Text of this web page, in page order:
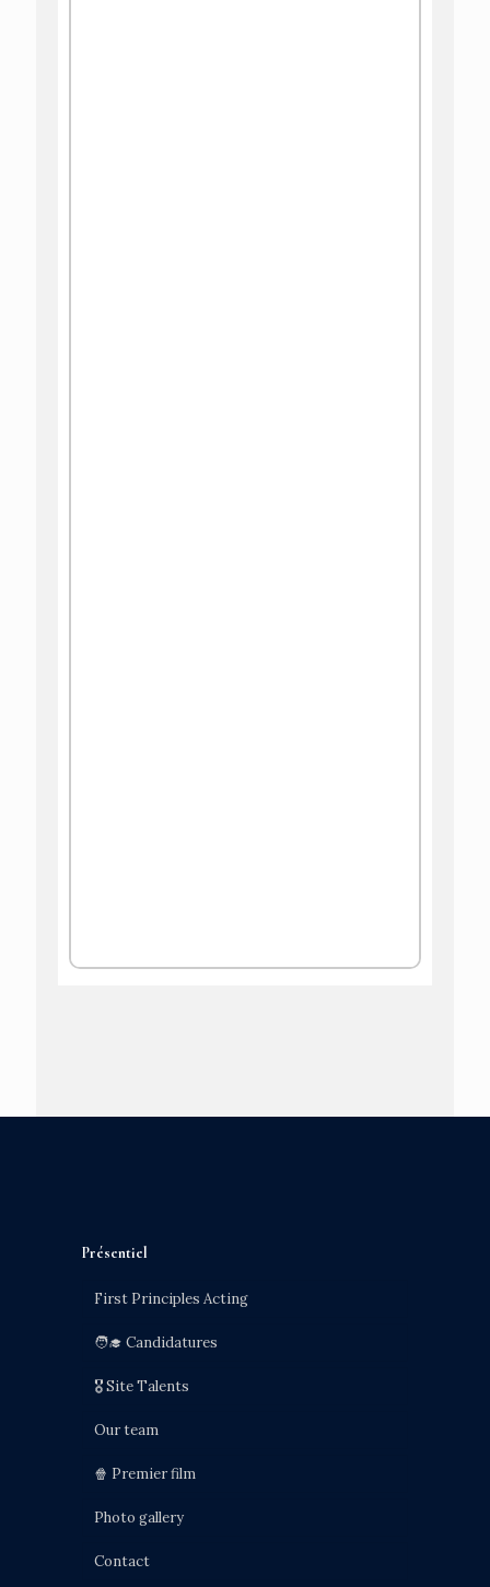
Présentiel
First Principles Acting
🧑‍🎓 Candidatures
🎖️ Site Talents
Our team
🍿 Premier film
Photo gallery
Contact